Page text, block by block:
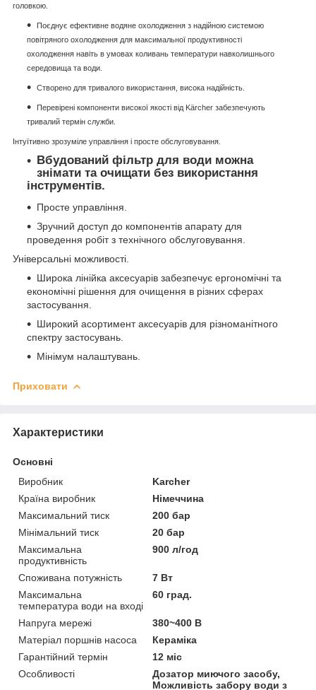
головкою.
Поєднує ефективне водяне охолодження з надійною системою
повітряного охолодження для максимальної продуктивності
охолодження навіть в умовах коливань температури навколишнього
середовища та води.
Створено для тривалого використання, висока надійність.
Перевірені компоненти високої якості від Kärcher забезпечують
тривалий термін служби.
Інтуїтивно зрозуміле управління і просте обслуговування.
Вбудований фільтр для води можна
знімати та очищати без використання
інструментів.
Просте управління.
Зручний доступ до компонентів апарату для
проведення робіт з технічного обслуговування.
Універсальні можливості.
Широка лінійка аксесуарів забезпечує ергономічні та
економічні рішення для очищення в різних сферах
застосування.
Широкий асортимент аксесуарів для різноманітного
спектру застосувань.
Мінімум налаштувань.
Приховати
Характеристики
Основні
Виробник
Karcher
Країна виробник
Німеччина
Максимальний тиск
200 бар
Мінімальний тиск
20 бар
Максимальна
продуктивність
900 л/год
Споживана потужність
7 Вт
Максимальна
температура води на вході
60 град.
Напруга мережі
380~400 В
Матеріал поршнів насоса
Кераміка
Гарантійний термін
12 міс
Особливості
Дозатор миючого засобу,
Можливість забору води з